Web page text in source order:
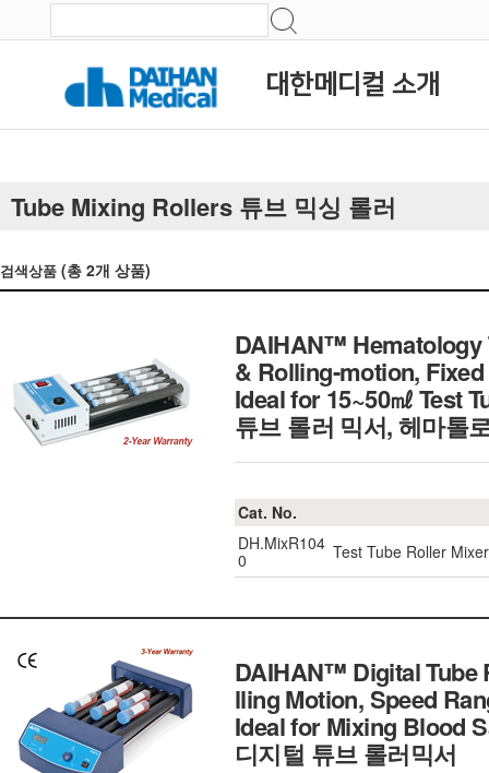
대한메디컬 소개
Tube Mixing Rollers 튜브 믹싱 롤러
검색상품 (총 2개 상품)
DAIHAN™ Hematology
& Rolling-motion,
Ideal for 15~50㎖ Test
튜브 롤러 믹서, 헤마톨
Cat. No.
DH.MixR104
0
Test Tube Roller
DAIHAN™ Digital Tube
lling Motion, Speed
Ideal for Mixing Blood
디지털 튜브 롤러믹서